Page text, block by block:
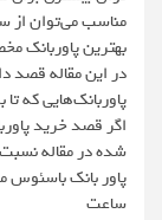
مناسب می‌توان از
بهترین
در این مقاله قصد
پاوربانک‌هایی که
اگر قصد خرید
شده در مقاله
ساعت